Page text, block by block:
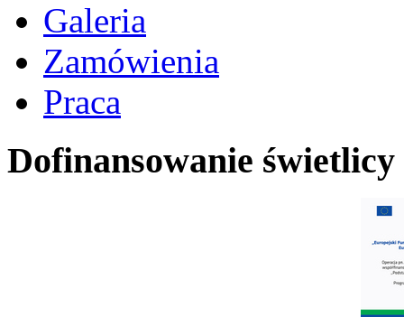
Galeria
Zamówienia
Praca
Dofinansowanie świetlicy